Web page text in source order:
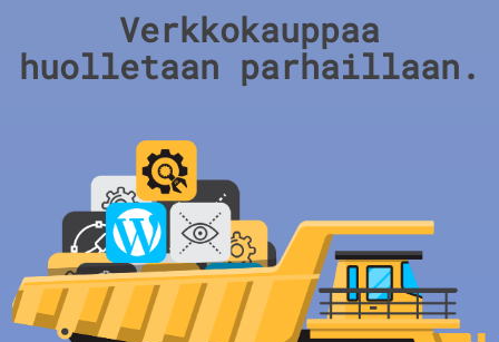
Verkkokauppaa
huolletaan parhaillaan.